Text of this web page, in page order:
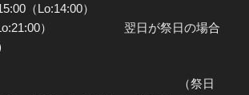
– 15:00（Lo:14:00）
） 翌日が祭日の場合
月曜日 （祭日